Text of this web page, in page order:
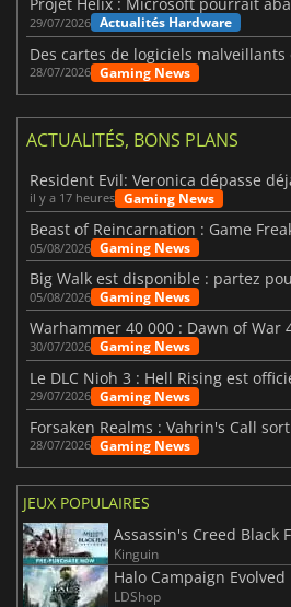
Projet Helix : Microsoft pourrait
29/07/2026 Actualités Hardware
28/07/2026 Gaming News
ACTUALITÉS, BONS PLANS
il y a 17 heures Gaming News
05/08/2026 Gaming News
05/08/2026 Gaming News
30/07/2026 Gaming News
29/07/2026 Gaming News
28/07/2026 Gaming News
JEUX POPULAIRES
Assassin's Creed Black
Kinguin
Halo Campaign Evolved
LDShop